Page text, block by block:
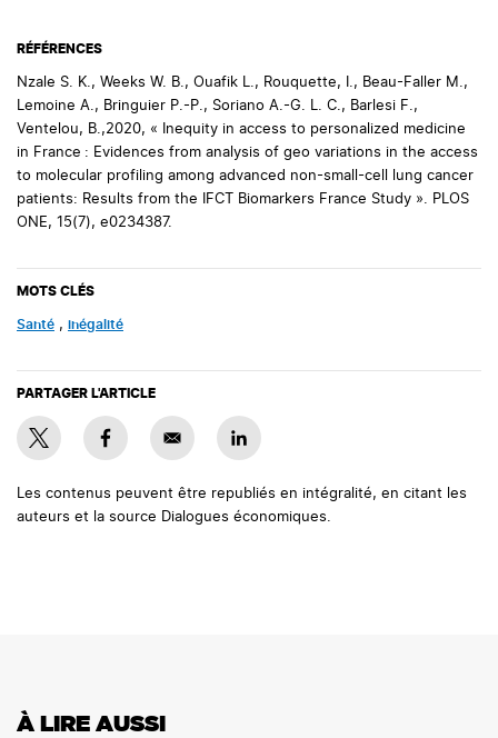
RÉFÉRENCES
Nzale S. K., Weeks W. B., Ouafik L., Rouquette, I., Beau-Faller M.,
Lemoine A., Bringuier P.-P., Soriano A.-G. L. C., Barlesi F.,
Ventelou, B.,2020, « Inequity in access to personalized medicine
in France : Evidences from analysis of geo variations in the access
to molecular profiling among advanced non-small-cell lung cancer
patients: Results from the IFCT Biomarkers France Study ». PLOS
ONE, 15(7), e0234387.
MOTS CLÉS
Santé , inégalité
PARTAGER L'ARTICLE
Les contenus peuvent être republiés en intégralité, en citant les
auteurs et la source Dialogues économiques.
À LIRE AUSSI